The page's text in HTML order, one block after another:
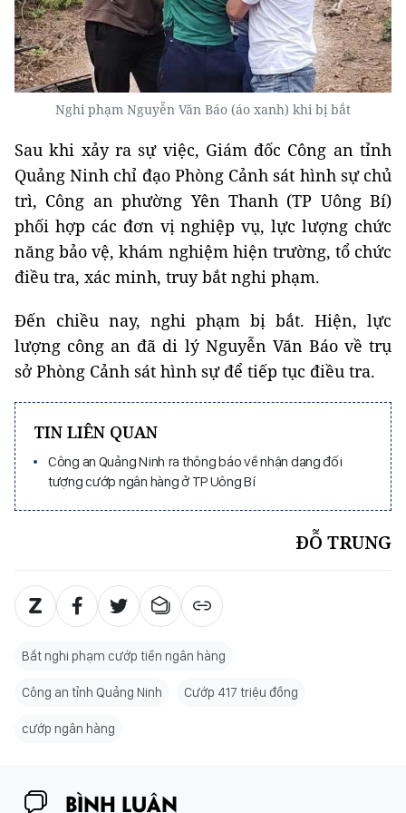
Nghi phạm Nguyễn Văn Báo (áo xanh) khi bị bắt
Sau khi xảy ra sự việc, Giám đốc Công an tỉnh
Quảng Ninh chỉ đạo Phòng Cảnh sát hình sự chủ
trì, Công an phường Yên Thanh (TP Uông Bí)
phối hợp các đơn vị nghiệp vụ, lực lượng chức
năng bảo vệ, khám nghiệm hiện trường, tổ chức
điều tra, xác minh, truy bắt nghi phạm.
Đến chiều nay, nghi phạm bị bắt. Hiện, lực
lượng công an đã di lý Nguyễn Văn Báo về trụ
sở Phòng Cảnh sát hình sự để tiếp tục điều tra.
TIN LIÊN QUAN
Công an Quảng Ninh ra thông báo về nhận dạng đối
tượng cướp ngân hàng ở TP Uông Bí
ĐỖ TRUNG
Bắt nghi phạm cướp tiền ngân hàng
Công an tỉnh Quảng Ninh Cướp 417 triệu đồng
cướp ngân hàng
BÌNH LUẬN